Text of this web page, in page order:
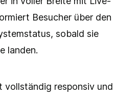
Besucher über den
sobald sie
landen.
vollständig responsiv und